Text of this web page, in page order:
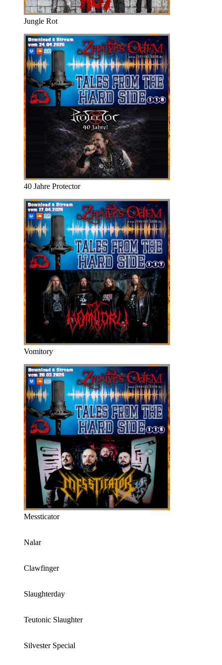
Jungle Rot
40 Jahre Protector
Vomitory
Messticator
Nalar
Clawfinger
Slaughterday
Teutonic Slaughter
Silvester Special